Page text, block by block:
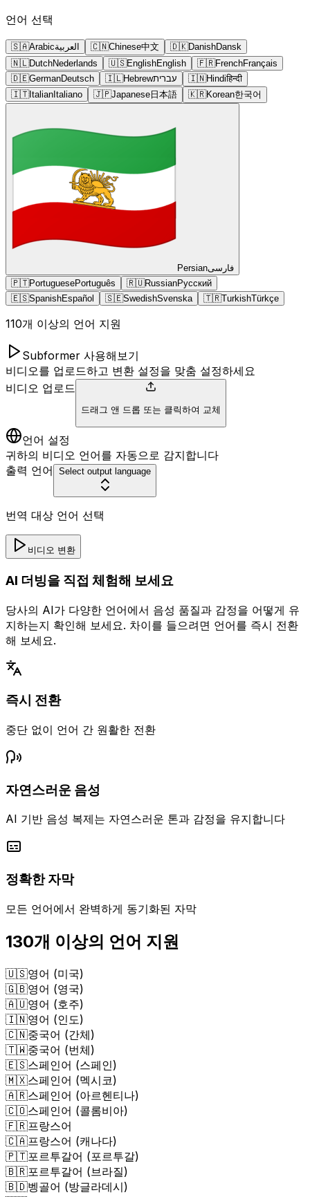
언어 선택
🇸🇦Arabicالعربية 🇨🇳Chinese中文 🇩🇰DanishDansk
🇳🇱DutchNederlands 🇺🇸EnglishEnglish 🇫🇷FrenchFrançais
🇩🇪GermanDeutsch 🇮🇱Hebrewעברית 🇮🇳Hindiहिन्दी
🇮🇹Italian Italiano 🇯🇵Japanese 日本語 🇰🇷Korean한국어
Persianفارسی
🇵🇹PortuguesePortuguês 🇷🇺RussianРусский
🇪🇸SpanishEspañol 🇸🇪SwedishSvenska 🇹🇷TurkishTürkçe
110개 이상의 언어 지원
Subformer 사용해보기
비디오를 업로드하고 변환 설정을 맞춤 설정하세요
비디오 업로드
드래그 앤 드롭 또는 클릭하여 교체
언어 설정
귀하의 비디오 언어를 자동으로 감지합니다
출력 언어
Select output language
번역 대상 언어 선택
비디오 변환
AI 더빙을 직접 체험해 보세요
당사의 AI가 다양한 언어에서 음성 품질과 감정을 어떻게 유
지하는지 확인해 보세요. 차이를 들으려면 언어를 즉시 전환
해 보세요.
즉시 전환
중단 없이 언어 간 원활한 전환
자연스러운 음성
AI 기반 음성 복제는 자연스러운 톤과 감정을 유지합니다
정확한 자막
모든 언어에서 완벽하게 동기화된 자막
130개 이상의 언어 지원
🇺🇸영어 (미국)
🇬🇧영어 (영국)
🇦🇺영어 (호주)
🇮🇳영어 (인도)
🇨🇳중국어 (간체)
🇹🇼중국어 (번체)
🇪🇸스페인어 (스페인)
🇲🇽스페인어 (멕시코)
🇦🇷스페인어 (아르헨티나)
🇨🇴스페인어 (콜롬비아)
🇫🇷프랑스어
🇨🇦프랑스어 (캐나다)
🇵🇹포르투갈어 (포르투갈)
🇧🇷포르투갈어 (브라질)
🇧🇩벵골어 (방글라데시)